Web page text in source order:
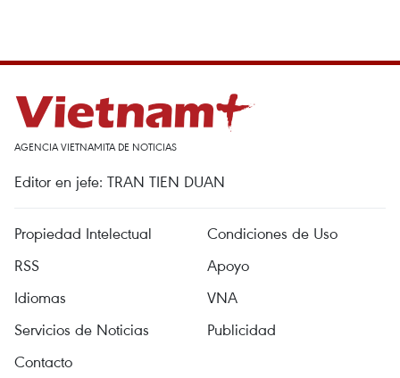
AGENCIA VIETNAMITA DE NOTICIAS
Editor en jefe: TRAN TIEN DUAN
Propiedad Intelectual
Condiciones de Uso
RSS
Apoyo
Idiomas
VNA
Servicios de Noticias
Publicidad
Contacto